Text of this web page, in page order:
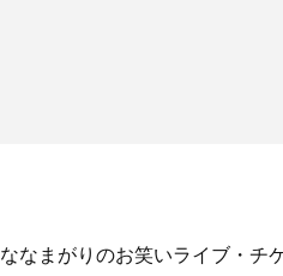
ななまがりのお笑いライブ・チ